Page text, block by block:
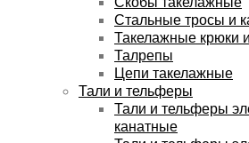
Стальные тросы и
Такелажные крюки
Талрепы
Цепи такелажные
Тали и тельферы
Тали и тельферы
канатные